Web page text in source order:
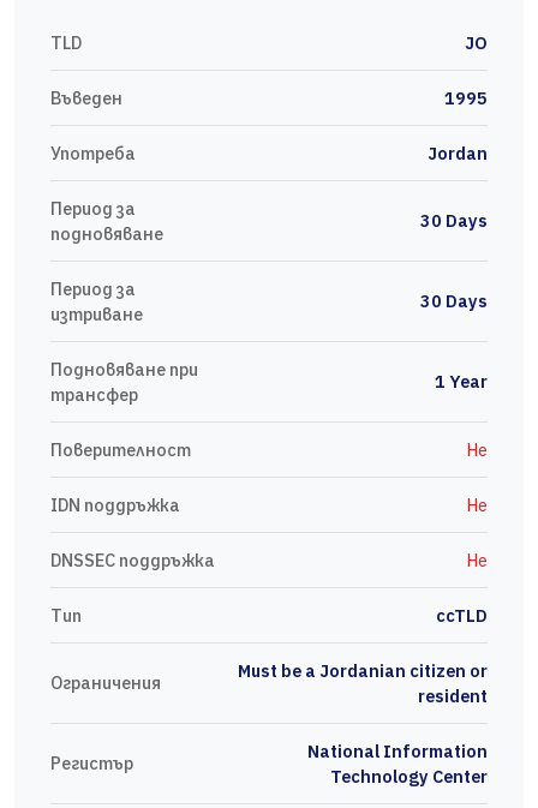
TLD JO
Въведен 1995
Употреба Jordan
Период за
подновяване
30 Days
Период за
изтриване
30 Days
Подновяване при
трансфер
1 Year
Поверителност Не
IDN поддръжка Не
DNSSEC поддръжка Не
Тип ccTLD
Ограничения
Must be a Jordanian citizen or
resident
Регистър
National Information
Technology Center